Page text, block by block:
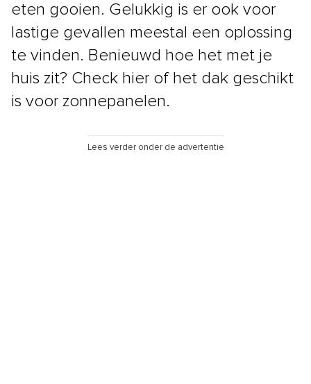
eten gooien. Gelukkig is er ook voor
lastige gevallen meestal een oplossing
te vinden. Benieuwd hoe het met je
huis zit? Check hier of het dak geschikt
is voor zonnepanelen.
Lees verder onder de advertentie